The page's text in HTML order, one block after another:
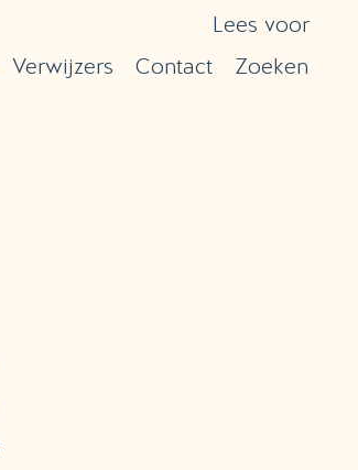
Lees voor
Verwijzers Contact Zoeken